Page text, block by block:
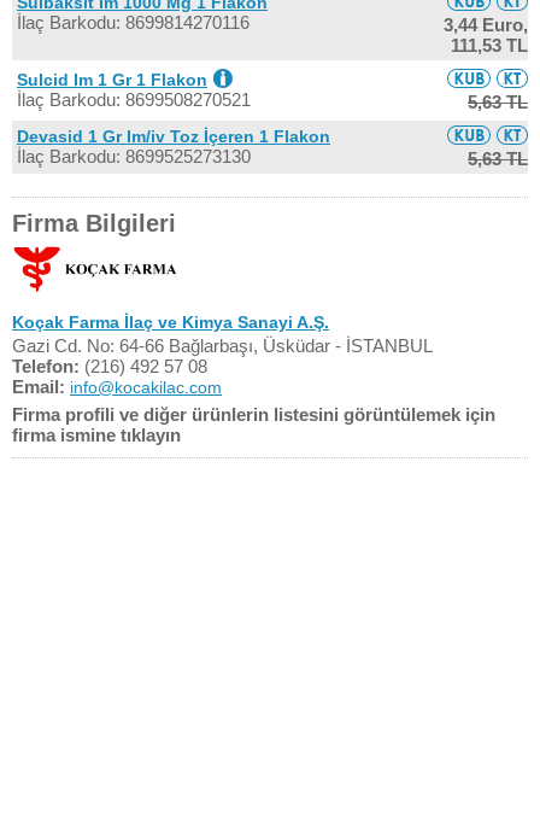
İlaç Barkodu: 8699814270116
3,44 Euro,
111,53 TL
Sulcid Im 1 Gr 1 Flakon
İlaç Barkodu: 8699508270521 5,63 TL
Devasid 1 Gr Im/iv Toz İçeren 1 Flakon
İlaç Barkodu: 8699525273130 5,63 TL
Firma Bilgileri
Koçak Farma İlaç ve Kimya Sanayi A.Ş.
Gazi Cd. No: 64-66 Bağlarbaşı, Üsküdar - İSTANBUL
Telefon: (216) 492 57 08
Email: info@kocakilac.com
Firma profili ve diğer ürünlerin listesini görüntülemek için
firma ismine tıklayın